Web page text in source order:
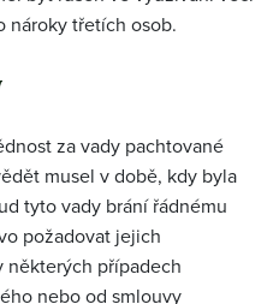
nároky třetích osob.
za vady pachtované
musel v době, kdy byla
tyto vady brání řádnému
požadovat jejich
některých případech
nebo od smlouvy